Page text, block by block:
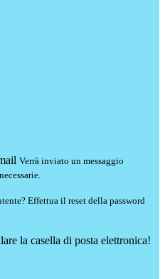
Verrà inviato un messaggio
Effettua il reset della password
la casella di posta elettronica!